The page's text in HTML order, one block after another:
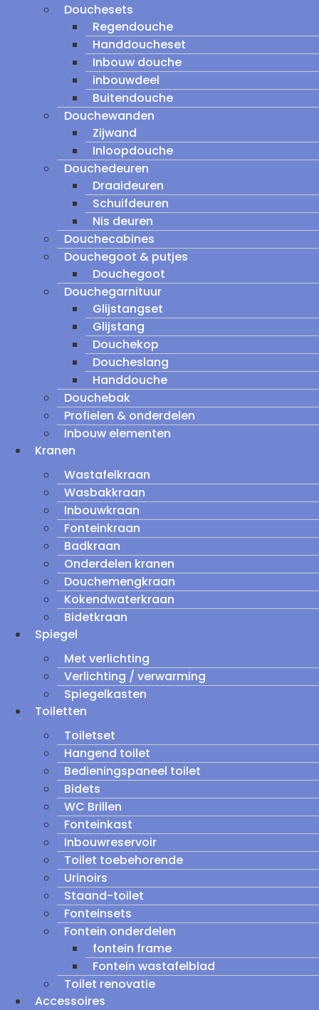
Douchesets
Regendouche
Handdoucheset
Inbouw douche
inbouwdeel
Buitendouche
Douchewanden
Zijwand
Inloopdouche
Douchedeuren
Draaideuren
Schuifdeuren
Nis deuren
Douchecabines
Douchegoot & putjes
Douchegoot
Douchegarnituur
Glijstangset
Glijstang
Douchekop
Doucheslang
Handdouche
Douchebak
Profielen & onderdelen
Inbouw elementen
Kranen
Wastafelkraan
Wasbakkraan
Inbouwkraan
Fonteinkraan
Badkraan
Onderdelen kranen
Douchemengkraan
Kokendwaterkraan
Bidetkraan
Spiegel
Met verlichting
Verlichting / verwarming
Spiegelkasten
Toiletten
Toiletset
Hangend toilet
Bedieningspaneel toilet
Bidets
WC Brillen
Fonteinkast
Inbouwreservoir
Toilet toebehorende
Urinoirs
Staand-toilet
Fonteinsets
Fontein onderdelen
fontein frame
Fontein wastafelblad
Toilet renovatie
Accessoires